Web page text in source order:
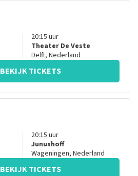
20:15 uur
Theater De Veste
Delft, Nederland
BEKIJK TICKETS
20:15 uur
Junushoff
Wageningen, Nederland
BEKIJK TICKETS